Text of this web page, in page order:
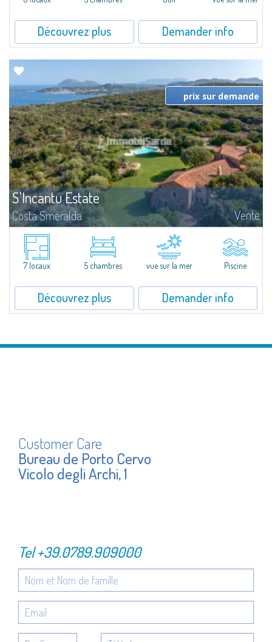
Découvrez plus Demander info
S'Incantu Estate
Costa Smeralda Vente
Superbe villa au style typique de la Gallura, caractérisant toutes les plus
belles demeures de la Costa Smeralda.Sur les vertes collines de San
Pantaleo, position exceptionnelle et discrète, Villa Aglentina jouit d'une...
prix sur demande
7 locaux 5 chambres vue sur la mer Piscine
Découvrez plus Demander info
Customer Care
Bureau de Porto Cervo
Vicolo degli Archi, 1
Tel+39.0789.909000